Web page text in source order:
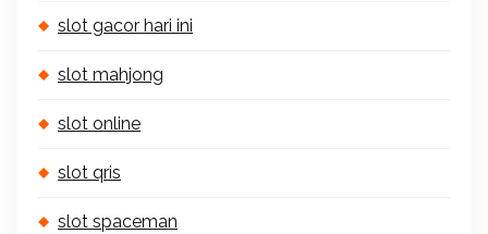
slot gacor hari ini
slot mahjong
slot online
slot qris
slot spaceman